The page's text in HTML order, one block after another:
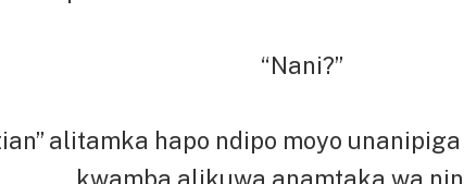
“Nani?”
alitamka hapo ndipo moyo
kwamba alikuwa anamtaka wa